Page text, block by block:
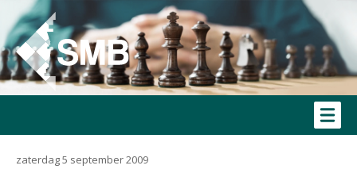
zaterdag 5 september 2009